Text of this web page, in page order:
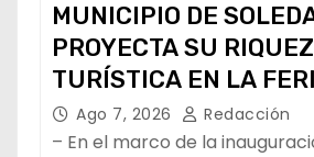
MUNICIPIO DE
PROYECTA SU
TURÍSTICA EN LA
NACIONAL POTOSINA
Ago 7, 2026 Redacción
– En el marco de la